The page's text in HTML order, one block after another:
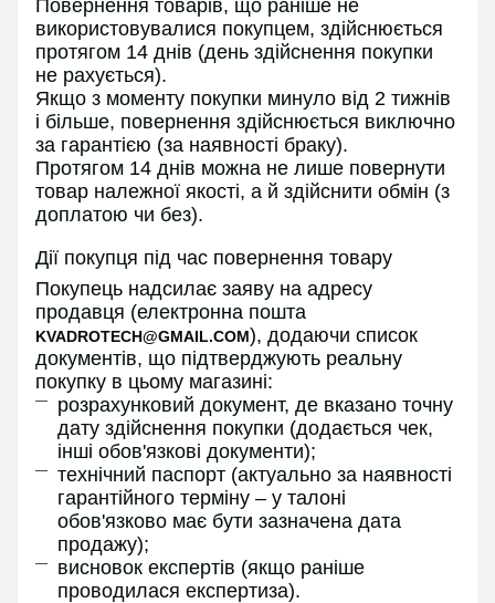
Повернення товарів, що раніше не
використовувалися покупцем, здійснюється
протягом 14 днів (день здійснення покупки
не рахується).
Якщо з моменту покупки минуло від 2 тижнів
і більше, повернення здійснюється виключно
за гарантією (за наявності браку).
Протягом 14 днів можна не лише повернути
товар належної якості, а й здійснити обмін (з
доплатою чи без).
Дії покупця під час повернення товару
Покупець надсилає заяву на адресу
продавця (електронна пошта
KVADROTECH@GMAIL.COM), додаючи список
документів, що підтверджують реальну
покупку в цьому магазині:
розрахунковий документ, де вказано точну
дату здійснення покупки (додається чек,
інші обов'язкові документи);
технічний паспорт (актуально за наявності
гарантійного терміну – у талоні
обов'язково має бути зазначена дата
продажу);
висновок експертів (якщо раніше
проводилася експертиза).